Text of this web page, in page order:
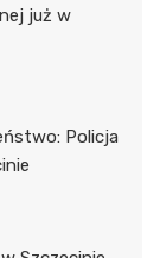
już w
Policja